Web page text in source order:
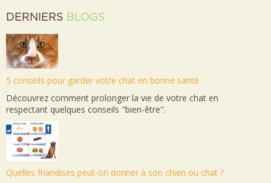
DERNIERS BLOGS
5 conseils pour garder votre chat en bonne santé
Découvrez comment prolonger la vie de votre chat en
respectant quelques conseils "bien-être".
Quelles friandises peut-on donner à son chien ou chat ?